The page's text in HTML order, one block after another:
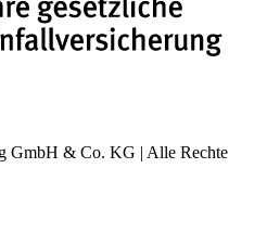
GmbH & Co. KG | Alle Rechte